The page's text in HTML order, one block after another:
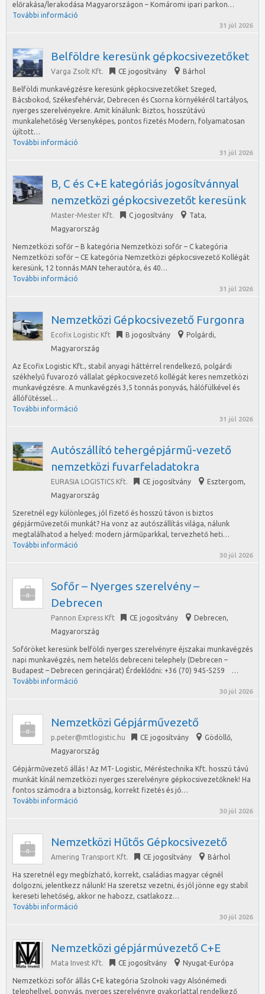
előrakása/lerakodása Magyarországon – Komáromi ipari parkon…
További információ
31 júl 2026
Belföldre keresünk gépkocsivezetőket
Varga Zsolt Kft. CE jogosítvány Bárhol
Belföldi munkavégzésre keresünk gépkocsivezetőket Szeged,
Bácsbokod, Székesfehérvár, Debrecen és Csorna környékéről tartályos,
nyerges szerelvényekre. Amit kínálunk: Biztos, hosszútávú
munkalehetőség Versenyképes, pontos fizetés Modern, folyamatosan
újított…
További információ
31 júl 2026
B, C és C+E kategóriás jogosítvánnyal
nemzetközi gépkocsivezetőt keresünk
Master-Mester Kft. C jogosítvány Tata,
Magyarország
Nemzetközi sofőr – B kategória Nemzetközi sofőr – C kategória
Nemzetközi sofőr – CE kategória Nemzetközi gépkocsivezető Kollégát
keresünk, 12 tonnás MAN teherautóra, és 40…
További információ
31 júl 2026
Nemzetközi Gépkocsivezető Furgonra
Ecofix Logistic Kft B jogosítvány Polgárdi,
Magyarország
Az Ecofix Logistic Kft., stabil anyagi háttérrel rendelkező, polgárdi
székhelyű fuvarozó vállalat gépkocsivezető kollégát keres nemzetközi
munkavégzésre. A munkavégzés 3,5 tonnás ponyvás, hálófülkével és
állófűtéssel…
További információ
31 júl 2026
Autószállító tehergépjármű-vezető
nemzetközi fuvarfeladatokra
EURASIA LOGISTICS Kft. CE jogosítvány Esztergom,
Magyarország
Szeretnél egy különleges, jól fizető és hosszú távon is biztos
gépjárművezetői munkát? Ha vonz az autószállítás világa, nálunk
megtalálhatod a helyed: modern járműparkkal, tervezhető heti…
További információ
30 júl 2026
Sofőr – Nyerges szerelvény –
Debrecen
Pannon Express Kft CE jogosítvány Debrecen,
Magyarország
Sofőröket keresünk belföldi nyerges szerelvényre éjszakai munkavégzés
napi munkavégzés, nem hetelős debreceni telephely (Debrecen –
Budapest – Debrecen gerincjárat) Érdeklődni: +36 (70) 945-5259 …
További információ
30 júl 2026
Nemzetközi Gépjárművezető
p.peter@mtlogistic.hu CE jogosítvány Gödöllő,
Magyarország
Gépjárművezető állás ! Az MT- Logistic, Méréstechnika Kft. hosszú távú
munkát kínál nemzetközi nyerges szerelvényre gépkocsivezetőknek! Ha
fontos számodra a biztonság, korrekt fizetés és jó…
További információ
30 júl 2026
Nemzetközi Hűtős Gépkocsivezető
Amering Transport Kft. CE jogosítvány Bárhol
Ha szeretnél egy megbízható, korrekt, családias magyar cégnél
dolgozni, jelentkezz nálunk! Ha szeretsz vezetni, és jól jönne egy stabil
kereseti lehetőség, akkor ne habozz, csatlakozz…
További információ
30 júl 2026
Nemzetközi gépjármúvezető C+E
Mata Invest Kft. CE jogosítvány Nyugat-Európa
Nemzetközi sofőr állás C+E kategória Szolnoki vagy Alsónémedi
telephellyel, ponyvás, nyerges szerelvényre gyakorlattal rendelkező